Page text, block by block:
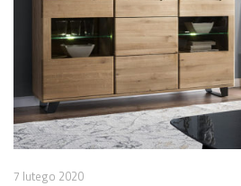
7 lutego 2020